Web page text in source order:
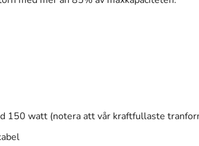
150 watt (notera att vår kraftfullaste